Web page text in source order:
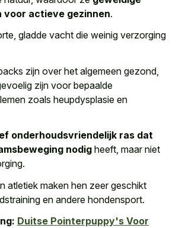
voor actieve gezinnen.
gladde vacht die weinig verzorging
zijn over het algemeen gezond,
zijn voor bepaalde
zoals heupdysplasie en
onderhoudsvriendelijk ras dat
nodigheeft, maar niet
atletiek maken hen zeer geschikt
en andere hondensport.
Duitse Pointerpuppy's Voor